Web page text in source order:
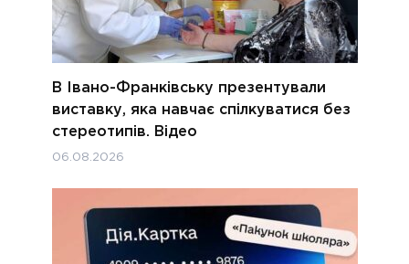
В Івано-Франківську презентували
виставку, яка навчає спілкуватися без
стереотипів. Відео
06.08.2026